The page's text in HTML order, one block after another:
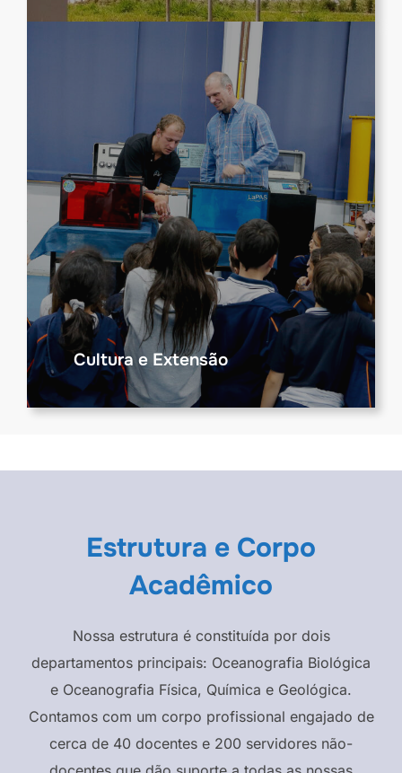
Cultura e Extensão
Estrutura e Corpo
Acadêmico
Nossa estrutura é constituída por dois
departamentos principais: Oceanografia Biológica
e Oceanografia Física, Química e Geológica.
Contamos com um corpo profissional engajado de
cerca de 40 docentes e 200 servidores não-